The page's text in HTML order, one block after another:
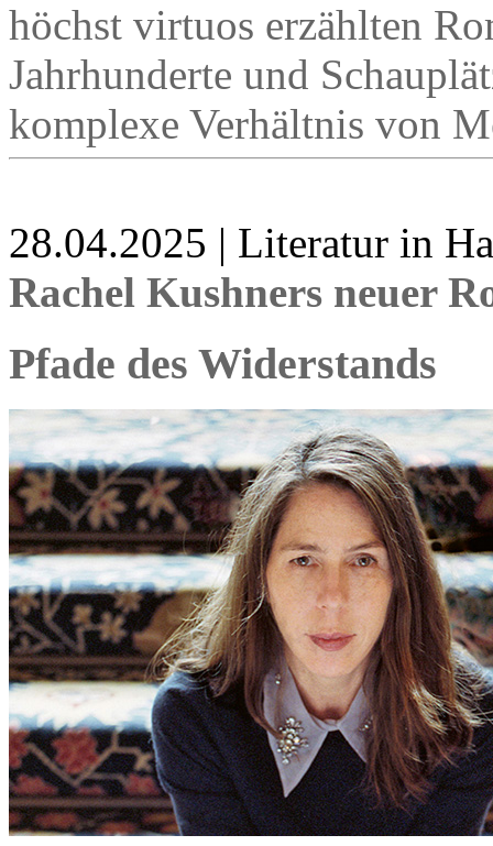
höchst virtuos erzählten
Jahrhunderte und
komplexe Verhältnis von
28.04.2025 | Literatur in
Rachel Kushners neuer
Pfade des Widerstands